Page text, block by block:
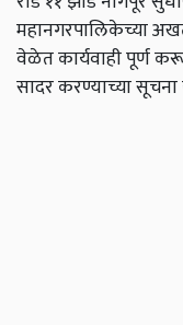
महानगरपालिकेच्या
वेळेतकार्यवाहीपूर्ण
सादरकरण्याच्यासूचना